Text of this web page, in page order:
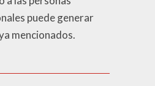
puede generar
mencionados.